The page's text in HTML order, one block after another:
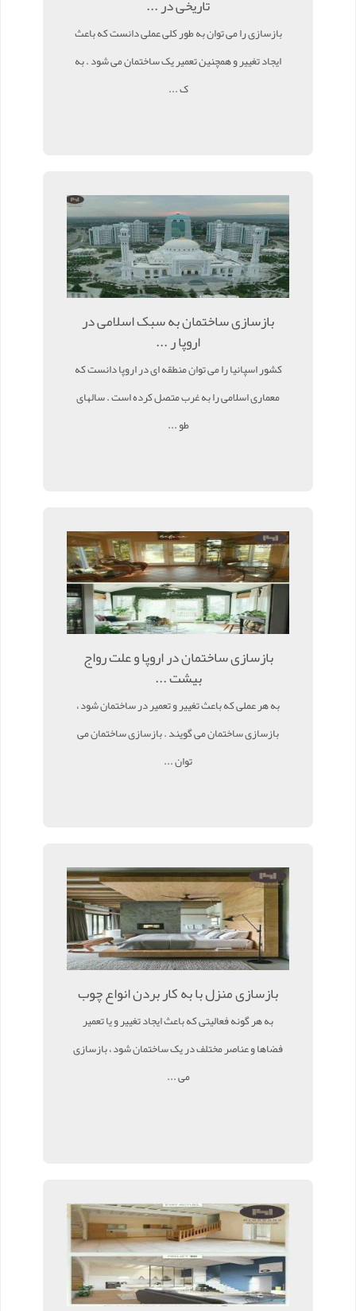
تاریخی در ...
بازسازی را می توان به طور کلی عملی دانست که باعث
ایجاد تغییر و همچنین تعمیر یک ساختمان می شود . به
ک ...
بازسازی ساختمان به سبک اسلامی در
اروپا ر ...
کشور اسپانیا را می توان منطقه ای در اروپا دانست که
معماری اسلامی را به غرب متصل کرده است . سالهای
طو ...
بازسازی ساختمان در اروپا و علت رواج
بیشت ...
به هر عملی که باعث تغییر و تعمیر در ساختمان شود ،
بازسازی ساختمان می گویند . بازسازی ساختمان می
توان ...
بازسازی منزل با به کار بردن انواع چوب
به هر گونه فعالیتی که باعث ایجاد تغییر و یا تعمیر
فضاها و عناصر مختلف در یک ساختمان شود ، بازسازی
می ...